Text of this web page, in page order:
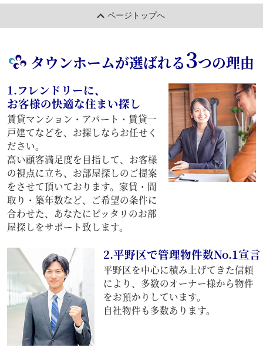
ページトップへ
タウンホームが選ばれる3つの理由
1.フレンドリーに、
お客様の快適な住まい探し
賃貸マンション・アパート・賃貸一
戸建てなどを、お探しならお任せく
ださい。
高い顧客満足度を目指して、お客様
の視点に立ち、お部屋探しのご提案
をさせて頂いております。家賃・間
取り・築年数など、ご希望の条件に
合わせた、あなたにピッタリのお部
屋探しをサポート致します。
2.平野区で管理物件数No.1宣言
平野区を中心に積み上げてきた信頼
により、多数のオーナー様から物件
をお預かりしています。
自社物件も多数あります。